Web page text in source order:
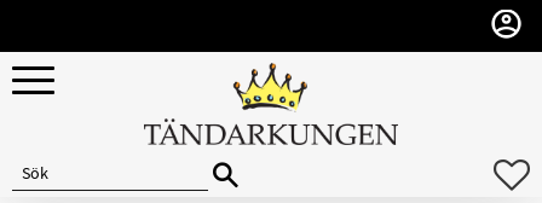
Meny